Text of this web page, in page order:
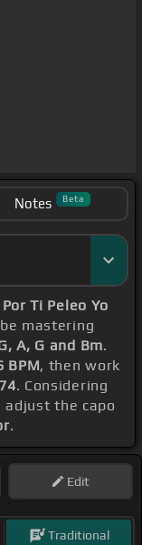
Notes Beta
Por Ti Peleo Yo
mastering
A, G and Bm.
BPM, then work
. Considering
adjust the capo
.
Edit
Traditional